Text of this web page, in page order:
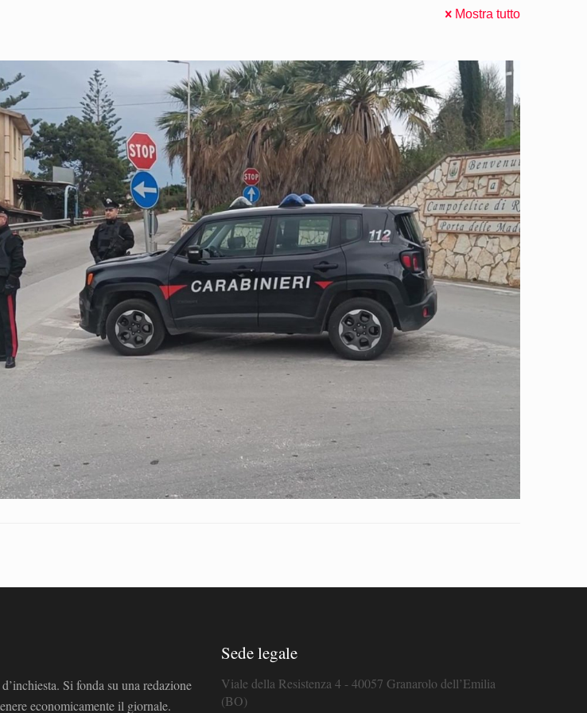
Mostra tutto
Si fonda su una redazione
economicamente il giornale.
Sede legale
Viale della Resistenza 4 - 40057 Granarolo dell’Emilia
(BO)